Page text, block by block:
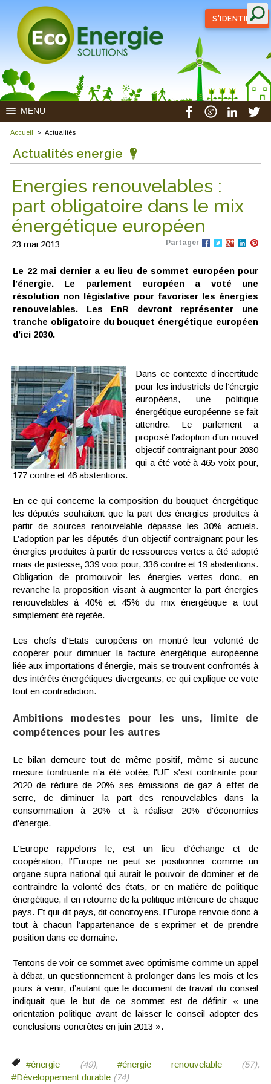
S'IDENTIFIER
MENU
Accueil > Actualités
Actualités energie
Energies renouvelables :
part obligatoire dans le mix
énergétique européen
23 mai 2013 Partager
Le 22 mai dernier a eu lieu de sommet européen pour
l’énergie. Le parlement européen a voté une
résolution non législative pour favoriser les énergies
renouvelables. Les EnR devront représenter une
tranche obligatoire du bouquet énergétique européen
d’ici 2030.
Dans ce contexte d’incertitude
pour les industriels de l’énergie
européens, une politique
énergétique européenne se fait
attendre. Le parlement a
proposé l’adoption d’un nouvel
objectif contraignant pour 2030
qui a été voté à 465 voix pour,
177 contre et 46 abstentions.
En ce qui concerne la composition du bouquet énergétique
les députés souhaitent que la part des énergies produites à
partir de sources renouvelable dépasse les 30% actuels.
L’adoption par les députés d’un objectif contraignant pour les
énergies produites à partir de ressources vertes a été adopté
mais de justesse, 339 voix pour, 336 contre et 19 abstentions.
Obligation de promouvoir les énergies vertes donc, en
revanche la proposition visant à augmenter la part énergies
renouvelables à 40% et 45% du mix énergétique a tout
simplement été rejetée.
Les chefs d’Etats européens on montré leur volonté de
coopérer pour diminuer la facture énergétique européenne
liée aux importations d’énergie, mais se trouvent confrontés à
des intérêts énergétiques divergeants, ce qui explique ce vote
tout en contradiction.
Ambitions modestes pour les uns, limite de
compétences pour les autres
Le bilan demeure tout de même positif, même si aucune
mesure tonitruante n’a été votée, l'UE s'est contrainte pour
2020 de réduire de 20% ses émissions de gaz à effet de
serre, de diminuer la part des renouvelables dans la
consommation à 20% et à réaliser 20% d'économies
d'énergie.
L’Europe rappelons le, est un lieu d’échange et de
coopération, l’Europe ne peut se positionner comme un
organe supra national qui aurait le pouvoir de dominer et de
contraindre la volonté des états, or en matière de politique
énergétique, il en retourne de la politique intérieure de chaque
pays. Et qui dit pays, dit concitoyens, l’Europe renvoie donc à
tout à chacun l’appartenance de s’exprimer et de prendre
position dans ce domaine.
Tentons de voir ce sommet avec optimisme comme un appel
à débat, un questionnement à prolonger dans les mois et les
jours à venir, d’autant que le document de travail du conseil
indiquait que le but de ce sommet est de définir « une
orientation politique avant de laisser le conseil adopter des
conclusions concrètes en juin 2013 ».
#énergie (49), #énergie renouvelable(57),
#Développement durable (74)